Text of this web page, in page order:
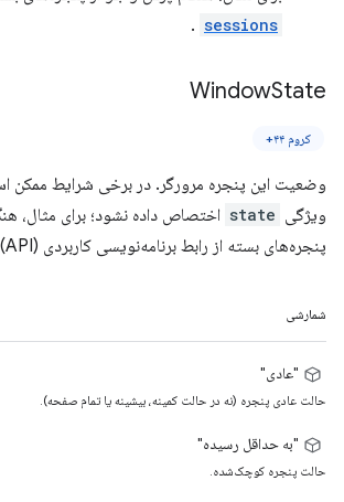
sessions
.
WindowState
کروم ۴۴+
وضعیت این پنجره مرورگر. در برخی شرایط ممکن
ویژگی state اختصاص داده نشود؛ برای مثال،
پنجره‌های بسته از رابط برنامه‌نویسی کاربردی (API)
شمارشی
"عادی"
حالت عادی پنجره (نه در حالت کمینه، بیشینه یا تمام صفحه).
"به حداقل رسیده"
حالت پنجره کوچک‌شده.